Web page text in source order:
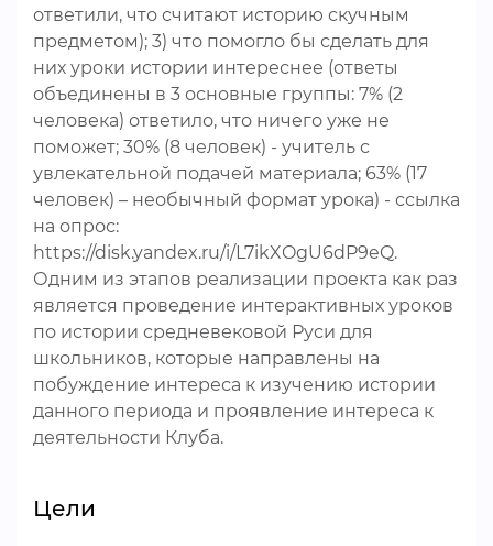
ответили, что считают историю скучным
предметом); 3) что помогло бы сделать для
них уроки истории интереснее (ответы
объединены в 3 основные группы: 7% (2
человека) ответило, что ничего уже не
поможет; 30% (8 человек) - учитель с
увлекательной подачей материала; 63% (17
человек) – необычный формат урока) - ссылка
на опрос:
https://disk.yandex.ru/i/L7ikXOgU6dP9eQ.
Одним из этапов реализации проекта как раз
является проведение интерактивных уроков
по истории средневековой Руси для
школьников, которые направлены на
побуждение интереса к изучению истории
данного периода и проявление интереса к
деятельности Клуба.
Цели